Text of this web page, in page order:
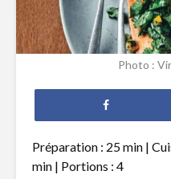
Photo :
Préparation : 25 min |
min | Portions : 4
Filet de
l’érable
Tataki de
riz
Gnocchis
canard